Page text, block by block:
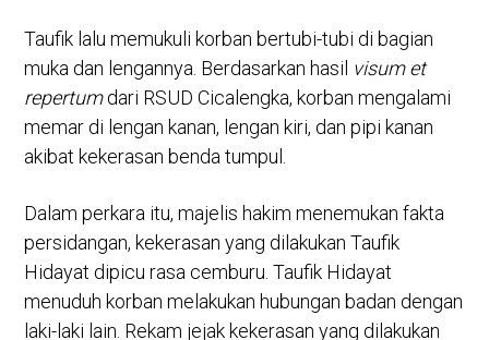
Taufik lalu memukuli korban bertubi-tubi di bagian
muka dan lengannya. Berdasarkan hasil visum et
repertumdari RSUD Cicalengka, korban mengalami
memar di lengan kanan, lengan kiri, dan pipi kanan
akibat kekerasan benda tumpul.
Dalam perkara itu, majelis hakim menemukan fakta
persidangan, kekerasan yang dilakukan Taufik
Hidayat dipicu rasa cemburu. Taufik Hidayat
menuduh korban melakukan hubungan badan dengan
laki-laki lain. Rekam jejak kekerasan yang dilakukan